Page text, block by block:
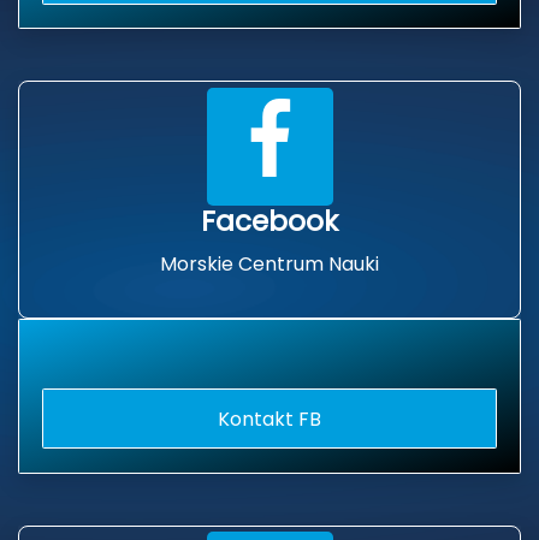
z nauką
Facebook
Morskie Centrum Nauki
Kontakt FB